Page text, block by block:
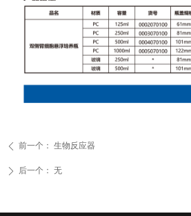
ꄴ 前一个： 生物反应器
ꄲ 后一个： 无